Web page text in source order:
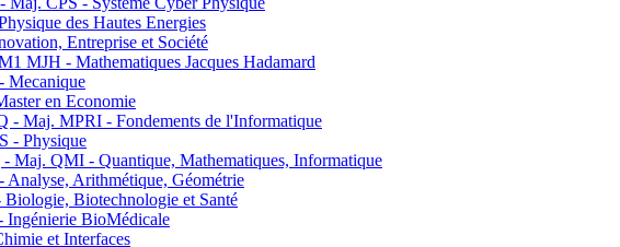
des Hautes Energies
Entreprise et Société
MJH - Mathematiques Jacques Hadamard
Mecanique
en Economie
Maj. MPRI - Fondements de l'Informatique
- Physique
QMI - Quantique, Mathematiques, Informatique
Arithmétique, Géométrie
Biotechnologie et Santé
BioMédicale
et Interfaces